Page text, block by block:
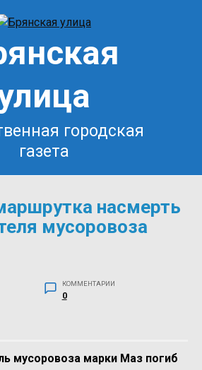
городская
газета
насмерть
мусоровоза
КОММЕНТАРИИ
0
мусоровоза марки Маз погиб